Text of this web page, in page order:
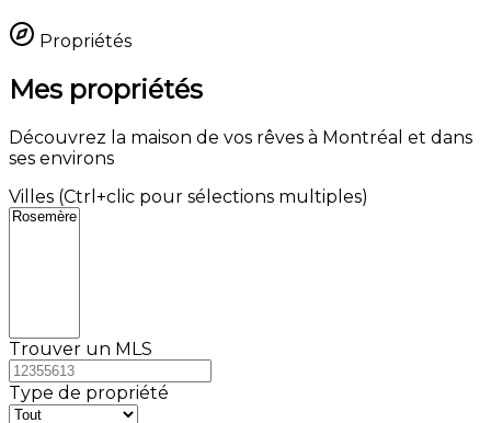
Propriétés
Mes propriétés
Découvrez la maison de vos rêves à Montréal et dans
ses environs
Villes (Ctrl+clic pour sélections multiples)
Trouver un MLS
Type de propriété